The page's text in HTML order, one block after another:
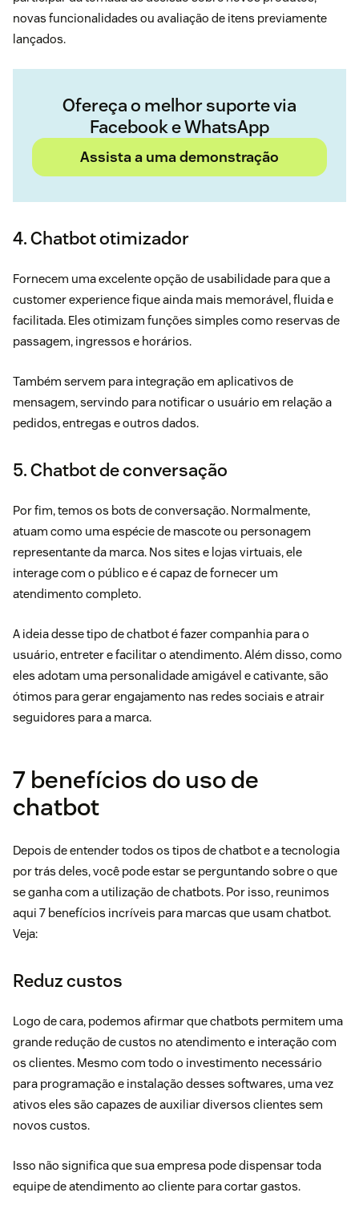
novas funcionalidades ou avaliação de itens previamente
lançados.
Ofereça o melhor suporte via
Facebook e WhatsApp
Assista a uma demonstração
4. Chatbot otimizador
Fornecem uma excelente opção de usabilidade para que a
customer experience fique ainda mais memorável, fluida e
facilitada. Eles otimizam funções simples como reservas de
passagem, ingressos e horários.
Também servem para integração em aplicativos de
mensagem, servindo para notificar o usuário em relação a
pedidos, entregas e outros dados.
5. Chatbot de conversação
Por fim, temos os bots de conversação. Normalmente,
atuam como uma espécie de mascote ou personagem
representante da marca. Nos sites e lojas virtuais, ele
interage com o público e é capaz de fornecer um
atendimento completo.
A ideia desse tipo de chatbot é fazer companhia para o
usuário, entreter e facilitar o atendimento. Além disso, como
eles adotam uma personalidade amigável e cativante, são
ótimos para gerar engajamento nas redes sociais e atrair
seguidores para a marca.
7 benefícios do uso de
chatbot
Depois de entender todos os tipos de chatbot e a tecnologia
por trás deles, você pode estar se perguntando sobre o que
se ganha com a utilização de chatbots. Por isso, reunimos
aqui 7 benefícios incríveis para marcas que usam chatbot.
Veja:
Reduz custos
Logo de cara, podemos afirmar que chatbots permitem uma
grande redução de custos no atendimento e interação com
os clientes. Mesmo com todo o investimento necessário
para programação e instalação desses softwares, uma vez
ativos eles são capazes de auxiliar diversos clientes sem
novos custos.
Isso não significa que sua empresa pode dispensar toda
equipe de atendimento ao cliente para cortar gastos.